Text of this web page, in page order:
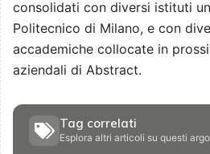
consolidati con diversi istituti
Politecnico di Milano, e con
accademiche collocate in
aziendali di Abstract.
Tag correlati
Esplora altri articoli su questi